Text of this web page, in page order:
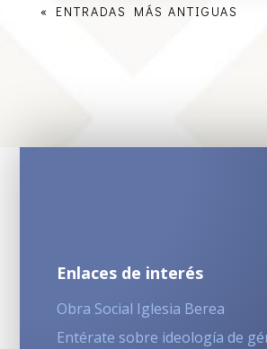
« ENTRADAS MÁS ANTIGUAS
Enlaces de interés
Obra Social Iglesia Berea
Entérate sobre ideología de